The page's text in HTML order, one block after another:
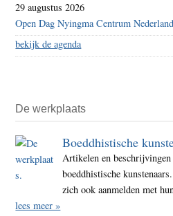
29 augustus 2026
Open Dag Nyingma Centrum Nederland
bekijk de agenda
De werkplaats
Boeddhistische
Artikelen en
boeddhistische
zich ook aanmelden met
lees meer »